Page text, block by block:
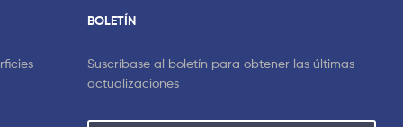
BOLETÍN
Suscríbase al boletín para obtener las últimas
actualizaciones